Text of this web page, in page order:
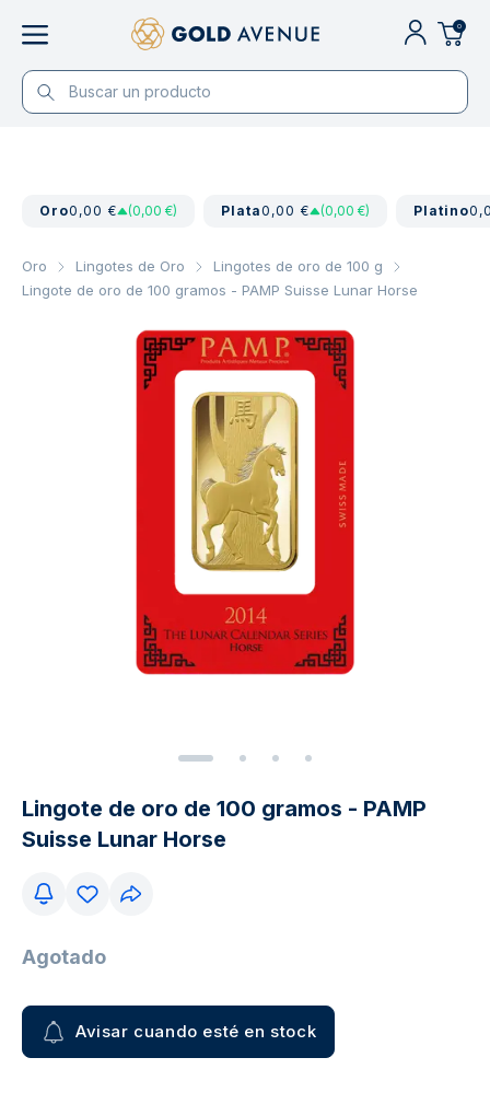
0
Oro0,00 € (0,00 €) Plata0,00 € (0,00 €) Platino
Oro Lingotes de Oro
Lingotes de oro de 100 g
Lingote de oro de 100 gramos - PAMP Suisse Lunar Horse
Lingote de oro de 100 gramos - PAMP
Suisse Lunar Horse
Agotado
Avisar cuando esté en stock